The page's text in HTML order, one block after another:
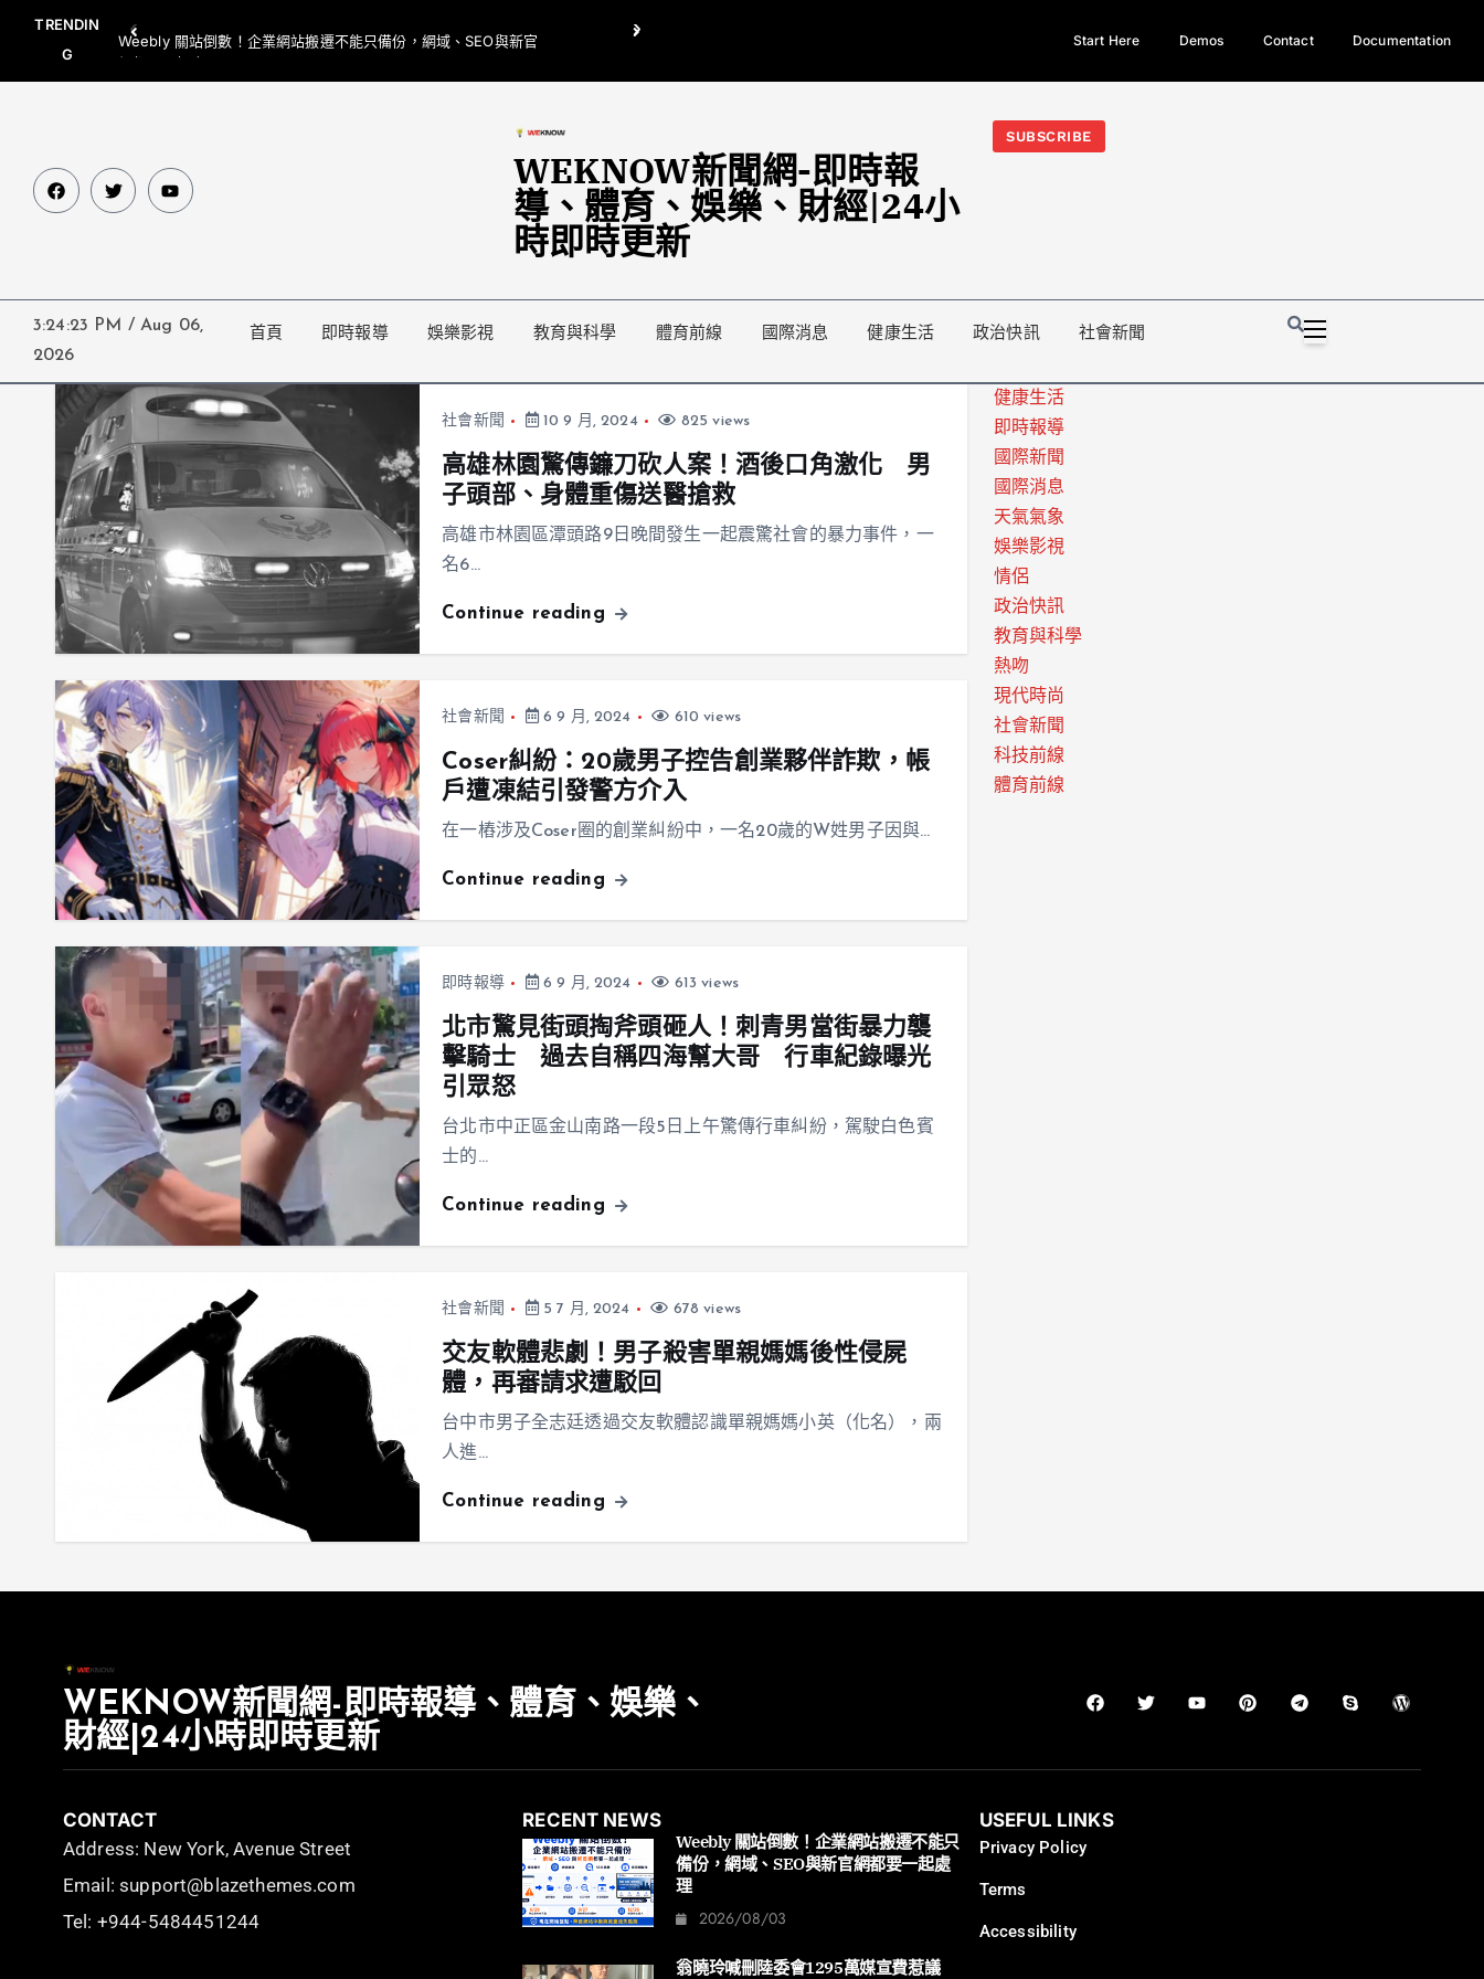
TRENDIN
G
Weebly 關站倒數！企業網站搬遷不能只備份，網域、SEO與新官
網都要一起處理
翁曉玲喊刪陸委會1295萬媒宣費惹議 梁文傑回「只能靠嘴巴」
今日熱門新聞TOP3｜西拉雅族正式成第17個原住民族、立院電競
光電場回
Start Here Demos Contact Documentation
WEKNOW新聞網-即時報
導、體育、娛樂、財經|24小
時即時更新
SUBSCRIBE
3:24:24 PM / Aug 06,
2026
首頁 即時報導 娛樂影視 教育與科學 體育前線 國際消息 健康生活 政治快訊 社會新聞
社會新聞 10 9 月, 2024 825 views
高雄林園驚傳鐮刀砍人案！酒後口角激化 男
子頭部、身體重傷送醫搶救
高雄市林園區潭頭路9日晚間發生一起震驚社會的暴力事件，一
名6…
Continue reading
社會新聞 6 9 月, 2024 610 views
Coser糾紛：20歲男子控告創業夥伴詐欺，帳
戶遭凍結引發警方介入
在一樁涉及Coser圈的創業糾紛中，一名20歲的W姓男子因與…
Continue reading
即時報導 6 9 月, 2024 613 views
北市驚見街頭掏斧頭砸人！刺青男當街暴力襲
擊騎士 過去自稱四海幫大哥 行車紀錄曝光
引眾怒
台北市中正區金山南路一段5日上午驚傳行車糾紛，駕駛白色賓
士的…
Continue reading
社會新聞 5 7 月, 2024 678 views
交友軟體悲劇！男子殺害單親媽媽後性侵屍
體，再審請求遭駁回
台中市男子全志廷透過交友軟體認識單親媽媽小英（化名），兩
人進…
Continue reading
健康生活
即時報導
國際新聞
國際消息
天氣氣象
娛樂影視
情侶
政治快訊
教育與科學
熱吻
現代時尚
社會新聞
科技前線
體育前線
WEKNOW新聞網-即時報導、體育、娛樂、
財經|24小時即時更新
CONTACT
Address: New York, Avenue Street
Email: support@blazethemes.com
Tel: +944-5484451244
RECENT NEWS
Weebly 關站倒數！企業網站搬遷不能只
備份，網域、SEO與新官網都要一起處
理
2026/08/03
翁曉玲喊刪陸委會1295萬媒宣費惹議
USEFUL LINKS
Privacy Policy
Terms
Accessibility